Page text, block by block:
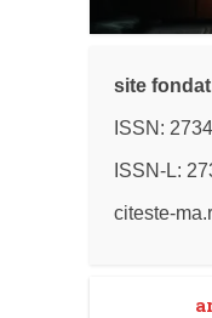
site
ISSN:
ISSN-L:
citeste-